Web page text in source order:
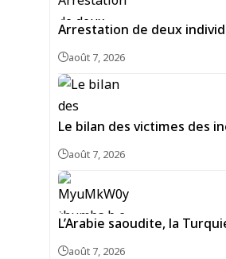
Arrestation de deux
août 7, 2026
Le bilan des victimes des
août 7, 2026
L’Arabie saoudite, la
août 7, 2026